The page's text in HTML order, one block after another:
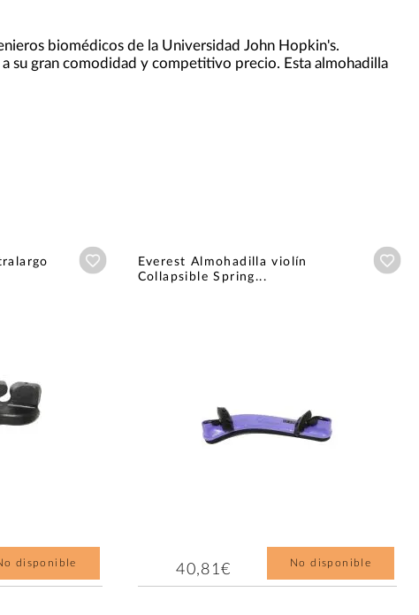
biomédicos de la Universidad John Hopkin's.
su gran comodidad y competitivo precio. Esta almohadilla
Añadir a wishlist
disponible
Everest Almohadilla violín
Collapsible Spring...
40,81€ No disponible